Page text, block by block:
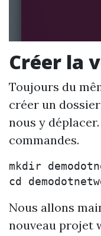
Créer la
Toujours du
créer un
nous y
commandes.
mkdir
Nous allons
nouveau projet